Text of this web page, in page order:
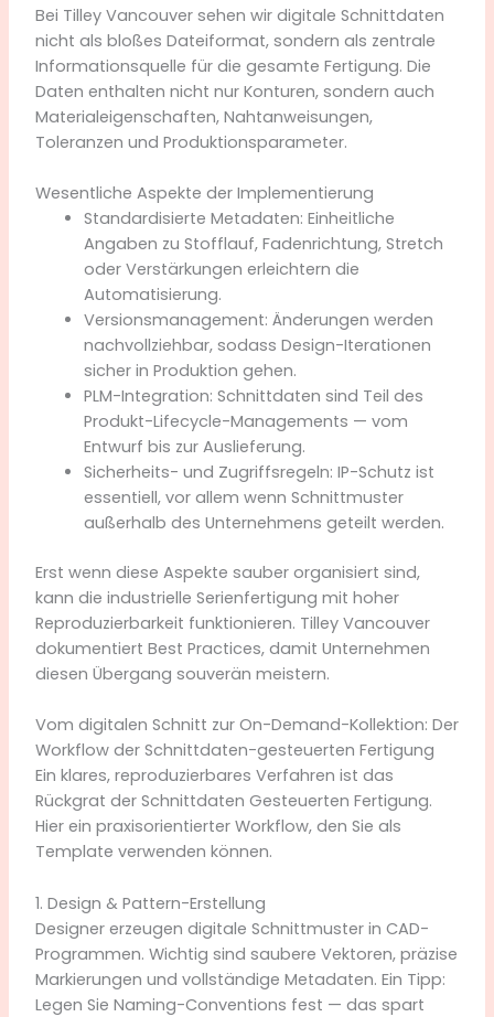
Bei Tilley Vancouver sehen wir digitale Schnittdaten
nicht als bloßes Dateiformat, sondern als zentrale
Informationsquelle für die gesamte Fertigung. Die
Daten enthalten nicht nur Konturen, sondern auch
Materialeigenschaften, Nahtanweisungen,
Toleranzen und Produktionsparameter.
Wesentliche Aspekte der Implementierung
Standardisierte Metadaten: Einheitliche
Angaben zu Stofflauf, Fadenrichtung, Stretch
oder Verstärkungen erleichtern die
Automatisierung.
Versionsmanagement: Änderungen werden
nachvollziehbar, sodass Design-Iterationen
sicher in Produktion gehen.
PLM-Integration: Schnittdaten sind Teil des
Produkt-Lifecycle-Managements — vom
Entwurf bis zur Auslieferung.
Sicherheits- und Zugriffsregeln: IP-Schutz ist
essentiell, vor allem wenn Schnittmuster
außerhalb des Unternehmens geteilt werden.
Erst wenn diese Aspekte sauber organisiert sind,
kann die industrielle Serienfertigung mit hoher
Reproduzierbarkeit funktionieren. Tilley Vancouver
dokumentiert Best Practices, damit Unternehmen
diesen Übergang souverän meistern.
Vom digitalen Schnitt zur On-Demand-Kollektion: Der
Workflow der Schnittdaten-gesteuerten Fertigung
Ein klares, reproduzierbares Verfahren ist das
Rückgrat der Schnittdaten Gesteuerten Fertigung.
Hier ein praxisorientierter Workflow, den Sie als
Template verwenden können.
1. Design & Pattern-Erstellung
Designer erzeugen digitale Schnittmuster in CAD-
Programmen. Wichtig sind saubere Vektoren, präzise
Markierungen und vollständige Metadaten. Ein Tipp:
Legen Sie Naming-Conventions fest — das spart